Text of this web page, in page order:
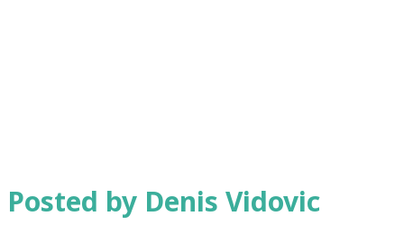
Posted by Denis Vidovic